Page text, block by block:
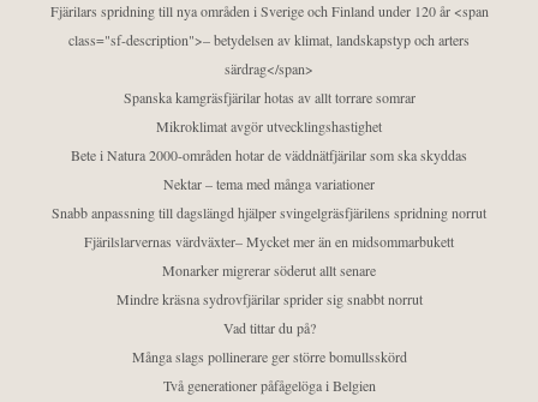
Fjärilars spridning till nya områden i Sverige och Finland under 120 år <span
class="sf-description">– betydelsen av klimat, landskapstyp och arters
särdrag</span>
Spanska kamgräsfjärilar hotas av allt torrare somrar
Mikroklimat avgör utvecklingshastighet
Bete i Natura 2000-områden hotar de väddnätfjärilar som ska skyddas
Nektar – tema med många variationer
Snabb anpassning till dagslängd hjälper svingelgräsfjärilens spridning norrut
Fjärilslarvernas värdväxter– Mycket mer än en midsommarbukett
Monarker migrerar söderut allt senare
Mindre kräsna sydrovfjärilar sprider sig snabbt norrut
Vad tittar du på?
Många slags pollinerare ger större bomullsskörd
Två generationer påfågelöga i Belgien